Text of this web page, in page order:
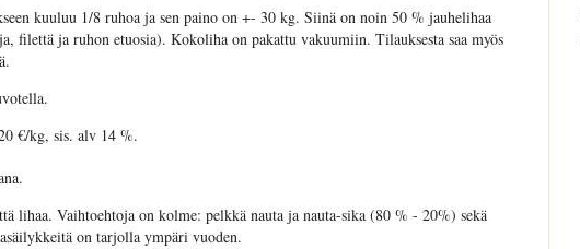
kuuluu 1/8 ruhoa ja sen paino on +- 30 kg. Siinä on noin 50 % jauhelihaa
filettä ja ruhon etuosia). Kokoliha on pakattu vakuumiin. Tilauksesta saa myös
€/kg, sis. alv 14 %.
lihaa. Vaihtoehtoja on kolme: pelkkä nauta ja nauta-sika (80 % - 20%) sekä
on tarjolla ympäri vuoden.